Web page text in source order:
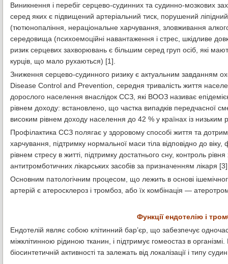
Виникнення і перебіг серцево-судинних та судинно-мозкових
серед яких є підвищений артеріальний тиск, порушений
(тютюнопаління, нераціональне харчування, зловживання
середовища (психоемоційні навантаження і стрес, шкідливе
ризик серцевих захворювань є більшим серед груп осіб, які
курців, що мало рухаються) [1].
Зниження серцево-судинного ризику є актуальним завданням
Disease Control and Prevention, середня тривалість життя
дорослого населення внаслідок ССЗ, які ВООЗ називає
рівнем доходу: встановлено, що частка випадків передчасної
високим рівнем доходу населення до 42 % у країнах із низьким
Профілактика ССЗ полягає у здоровому способі життя та
харчування, підтримку нормальної маси тіла відповідно до
рівнем стресу в житті, підтримку достатнього сну, контроль
антитромботичних лікарських засобів за призначенням лікаря
Основним патологічним процесом, що лежить в основі
артерій є атеросклероз і тромбоз, або їх комбінація —
Функції ендотелію і
Ендотелій являє собою клітинний бар’єр, що забезпечує
міжклітинною рідиною тканин, і підтримує гомеостаз в
біосинтетичній активності та залежать від локалізації і типу